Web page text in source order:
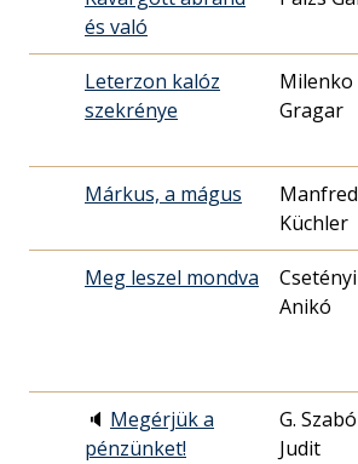
és való
Leterzon kalóz
szekrénye
Milenko
Gragar
Márkus, a mágus
Manfred
Küchler
Meg leszel mondva
Csetényi
Anikó
🔈 Megérjük a
pénzünket!
G. Szabó
Judit